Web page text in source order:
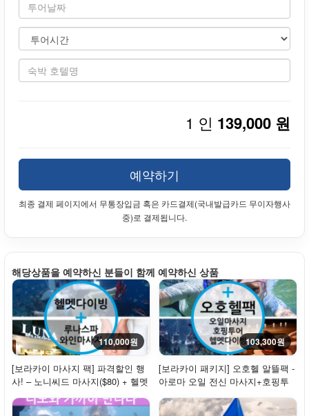
1 인 139,000 원
예약하기
최종 결제 페이지에서 무통장입금 혹은 카드결제(국내발급카드 무이자행사
중)로 결제됩니다.
해당상품을 예약하신 분들이 함께 예약하신 상품
110,000원
[보라카이 마사지 팩] 파격할인 행
사! – 노니씨드 마사지($80) + 헬멧
다이빙
103,300원
[보라카이 패키지] 오호헬 알뜰팩 -
아로마 오일 전신 마사지+호핑투
어+헬멧다...